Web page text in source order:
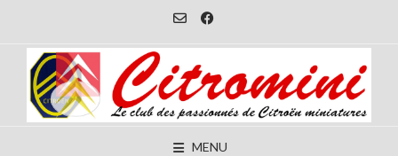
content
MENU